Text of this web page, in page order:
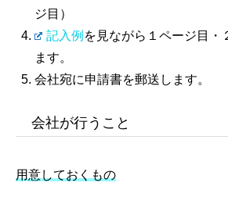
ジ目）
記入例 を見ながら１ページ目・
ます。
会社宛に申請書を郵送します。
会社が行うこと
用意しておくもの